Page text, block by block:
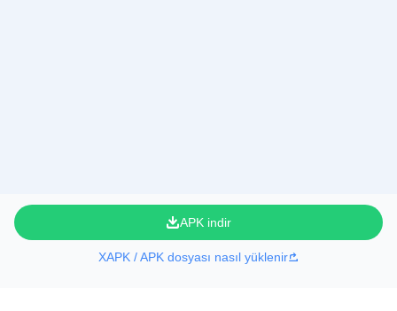
APK indir
XAPK / APK dosyası nasıl yüklenir